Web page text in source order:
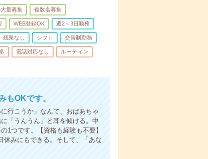
量募集 複数名募集
WEB登録OK 週2～3日勤務
残業なし シフト 交替制勤務
電話対応なし ルーティン
OKです。
行こうか」なんて、おばあちゃ
「うんうん」と耳を傾ける。中
1つです。【資格も経験も不要】
休みにもできる。そして、「あな